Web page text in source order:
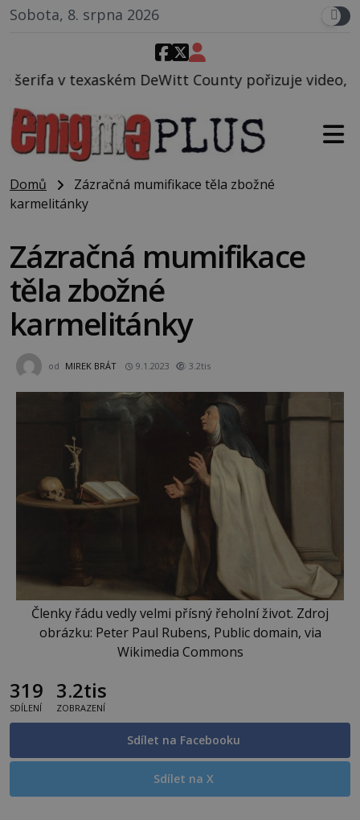
Sobota, 8. srpna 2026
County pořizuje video, na kterém před jeho
Domů
Zázračná mumifikace těla zbožné
karmelitánky
Zázračná mumifikace
těla zbožné
karmelitánky
od MIREK BRÁT 9.1.2023 3.2tis
Členky řádu vedly velmi přísný řeholní život. Zdroj
obrázku: Peter Paul Rubens, Public domain, via
Wikimedia Commons
319
SDÍLENÍ
3.2tis
ZOBRAZENÍ
Sdílet na Facebooku
Sdílet na X